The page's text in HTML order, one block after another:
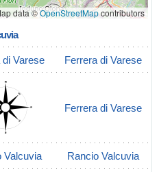
data ©OpenStreetMapcontributors
di Varese Ferrera di Varese
Ferrera di Varese
Valcuvia Rancio Valcuvia